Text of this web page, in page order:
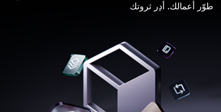
طوّر أعمالك. أدِر ثروتك